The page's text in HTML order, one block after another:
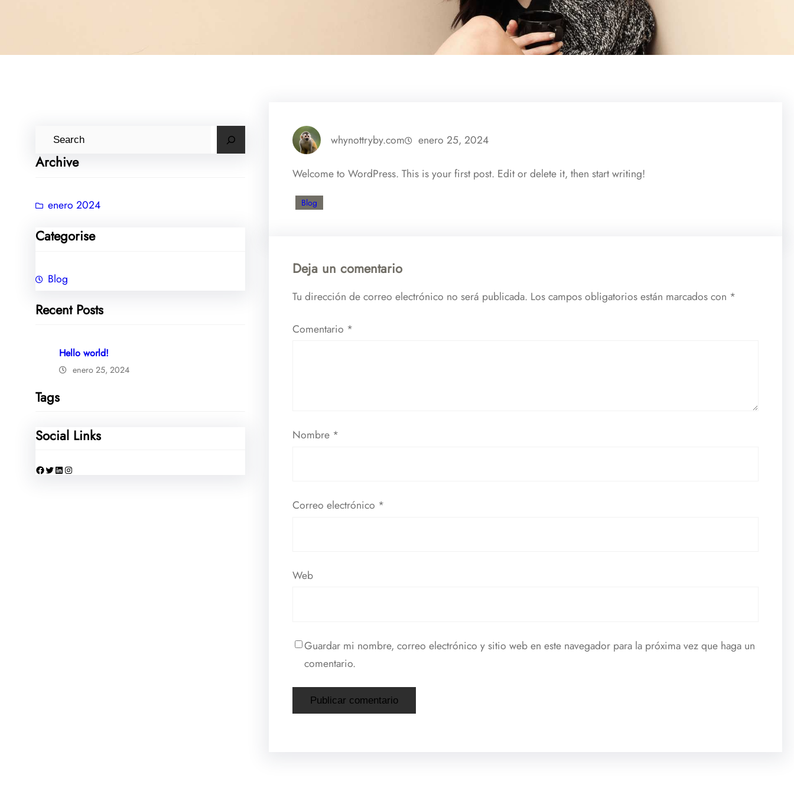
s
a
Archive
enero 2024
Categorise
Blog
Recent Posts
Hello world!
enero 25, 2024
Tags
Social Links
Facebook Twitter LinkedIn Instagram
whynottryby.com enero 25, 2024
Welcome to WordPress. This is your first post. Edit or delete it, then start writing!
Blog
Deja un comentario
Tu dirección de correo electrónico no será publicada. Los campos obligatorios están marcados con *
Comentario *
Nombre *
Correo electrónico *
Web
Guardar mi nombre, correo electrónico y sitio web en este navegador para la próxima vez que haga un
comentario.